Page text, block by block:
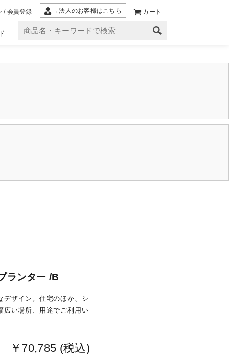
/ 会員登録 →法人のお客様はこちら カート
ランター /B
デザイン。住宅のほか、シ
広い場所、用途でご利用い
￥70,785 (税込)